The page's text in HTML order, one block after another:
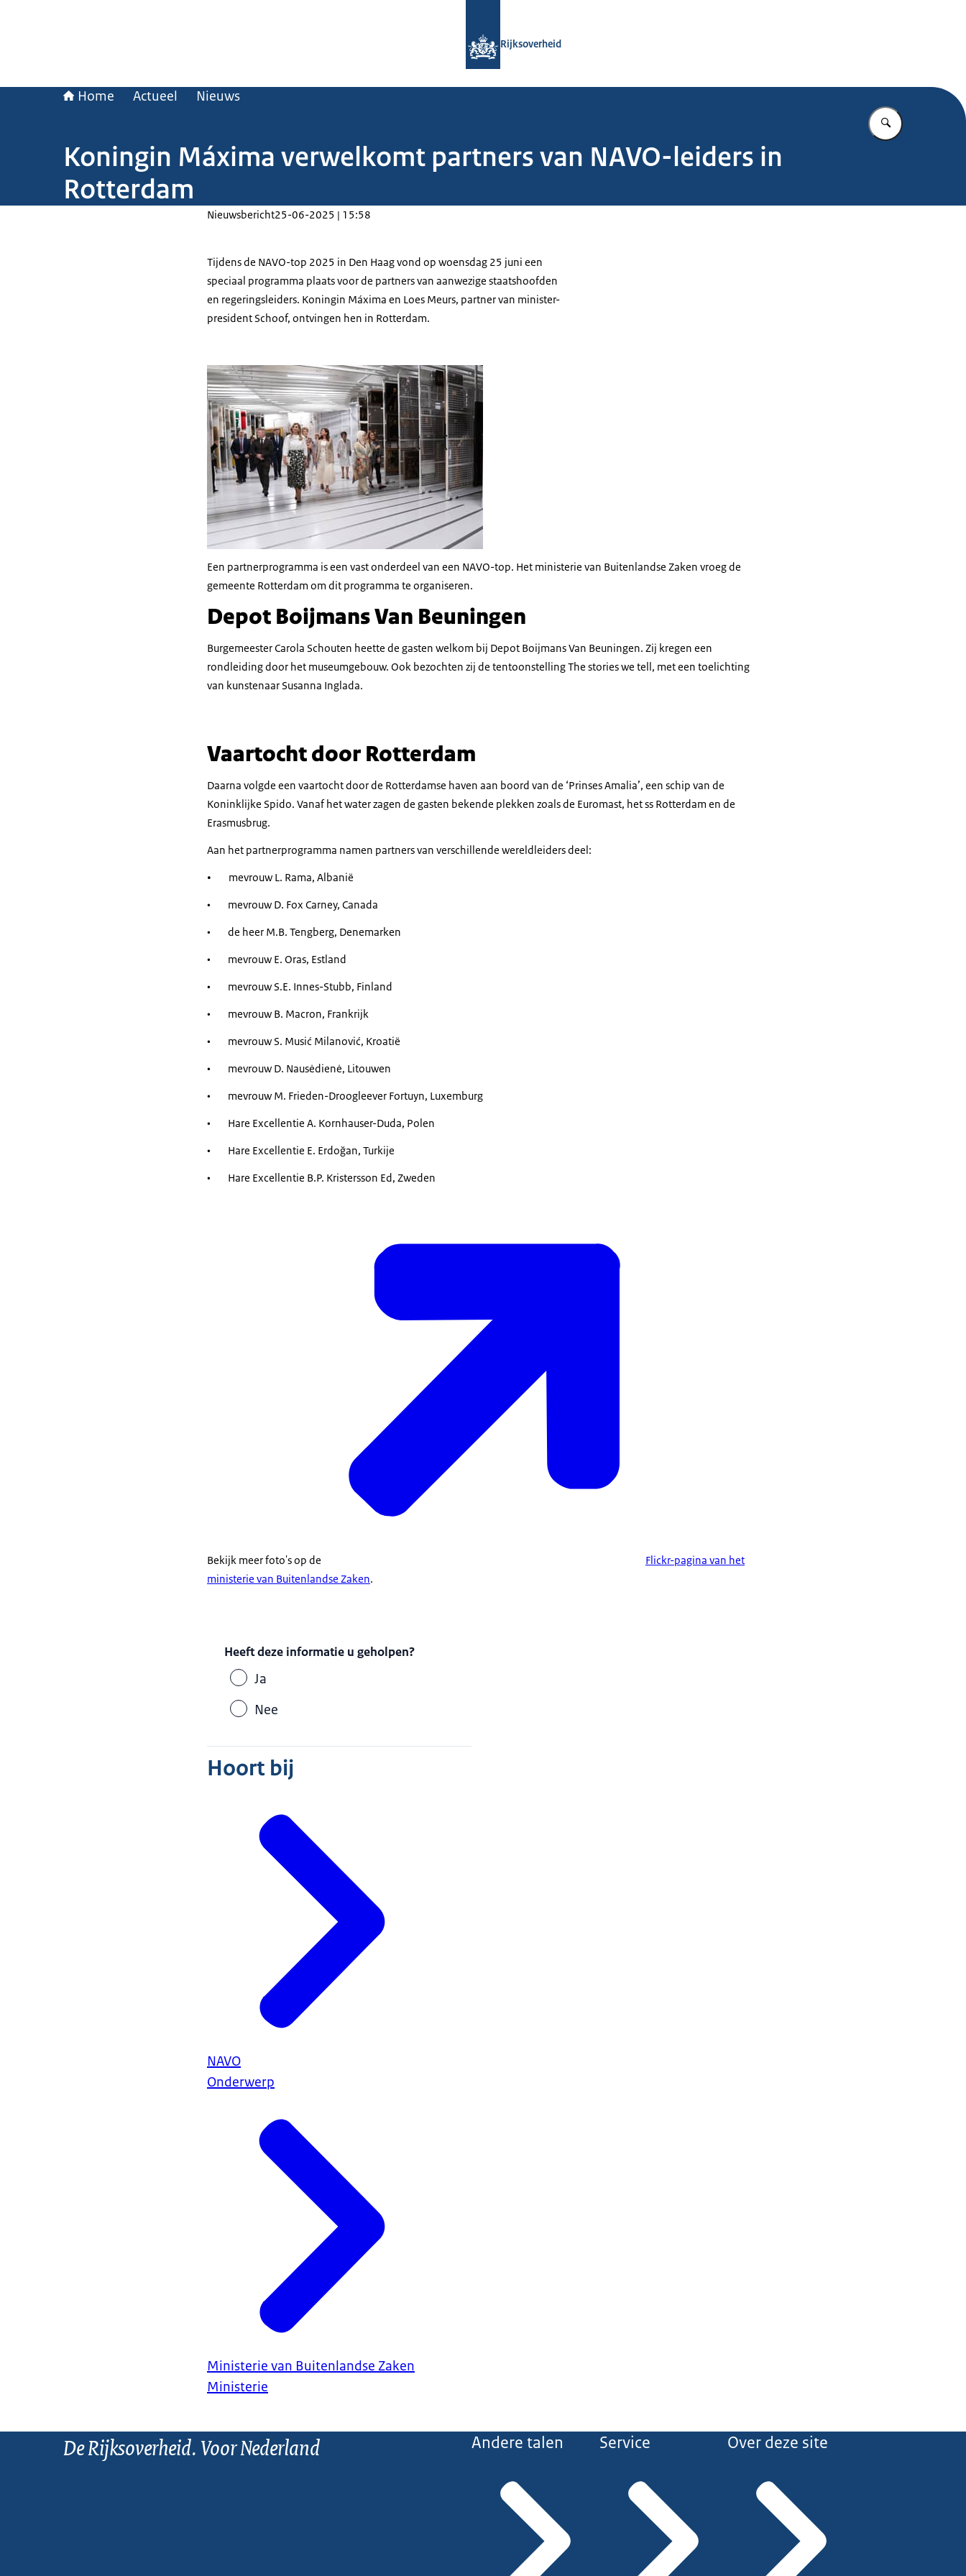
Rijksoverheid
Home Actueel Nieuws
Vul in wat u
Koningin Máxima verwelkomt partners van NAVO-leiders in
Rotterdam
Nieuwsbericht25-06-2025 | 15:58
Tijdens de NAVO-top 2025 in Den Haag vond op woensdag 25 juni een
speciaal programma plaats voor de partners van aanwezige staatshoofden
en regeringsleiders. Koningin Máxima en Loes Meurs, partner van minister-
president Schoof, ontvingen hen in Rotterdam.
Een partnerprogramma is een vast onderdeel van een NAVO-top. Het ministerie van Buitenlandse Zaken vroeg de
gemeente Rotterdam om dit programma te organiseren.
Depot Boijmans Van Beuningen
Burgemeester Carola Schouten heette de gasten welkom bij Depot Boijmans Van Beuningen. Zij kregen een
rondleiding door het museumgebouw. Ook bezochten zij de tentoonstellingThe stories we tell, met een toelichting
van kunstenaar Susanna Inglada.
Vaartocht door Rotterdam
Daarna volgde een vaartocht door de Rotterdamse haven aan boord van de ‘Prinses Amalia’, een schip van de
Koninklijke Spido. Vanaf het water zagen de gasten bekende plekken zoals de Euromast, het ss Rotterdam en de
Erasmusbrug.
Aan het partnerprogramma namen partners van verschillende wereldleiders deel:
• mevrouw L. Rama, Albanië
• mevrouw D. Fox Carney, Canada
• de heer M.B. Tengberg, Denemarken
• mevrouw E. Oras, Estland
• mevrouw S.E. Innes-Stubb, Finland
• mevrouw B. Macron, Frankrijk
• mevrouw S. Musić Milanović, Kroatië
• mevrouw D. Nausėdienė, Litouwen
• mevrouw M. Frieden-Droogleever Fortuyn, Luxemburg
• Hare Excellentie A. Kornhauser-Duda, Polen
• Hare Excellentie E. Erdoğan, Turkije
• Hare Excellentie B.P. Kristersson Ed, Zweden
Bekijk meer foto's op de
Flickr-pagina van het
ministerie van Buitenlandse Zaken.
Heeft deze informatie u geholpen?
Ja
Nee
Hoort bij
NAVO
Onderwerp
Ministerie van Buitenlandse Zaken
Ministerie
De Rijksoverheid. Voor Nederland Andere talen Service Over deze site